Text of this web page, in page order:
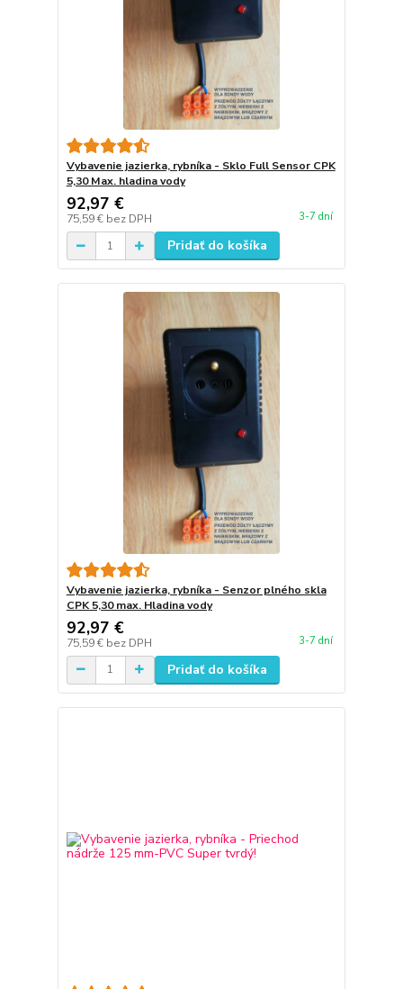
Vybavenie jazierka, rybníka - Sklo Full Sensor CPK
5,30 Max. hladina vody
92,97 €
75,59 € bez DPH 3-7 dní
Pridať do košíka
Vybavenie jazierka, rybníka - Senzor plného skla
CPK 5,30 max. Hladina vody
92,97 €
75,59 € bez DPH 3-7 dní
Pridať do košíka